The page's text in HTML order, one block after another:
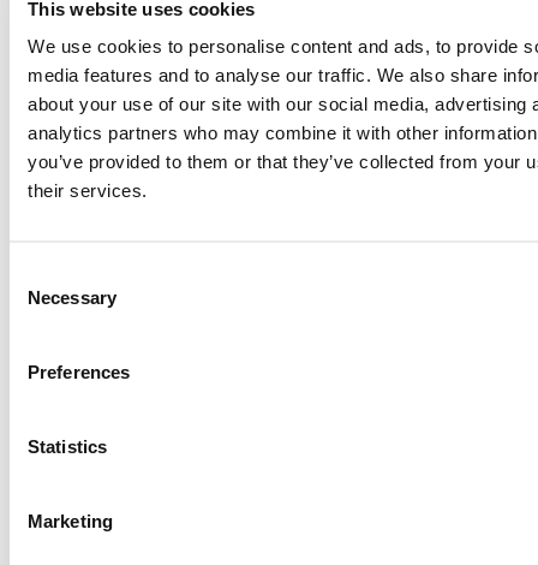
This website uses cookies
We use cookies to personalise content and ads, to provide
media features and to analyse our traffic. We also share
about your use of our site with our social media, advertising
analytics partners who may combine it with other
you’ve provided to them or that they’ve collected from your
their services.
Selection
Necessary
Preferences
Statistics
Marketing
Erg goede begeleiding gehad tijdens onze scheiding.
Er werd de tijd genomen om op een vriendelijke en
rustige manier alles uit te leggen en mee te denken.
Rust, duidelijkheid en ruimte om alles te kunnen
Dank voor jouw heldere inzichten en doortastende
Ik heb jouw ervaren als een prachtig mens, terzake
Mooi hoe jij dingen opvangt en opneemt van